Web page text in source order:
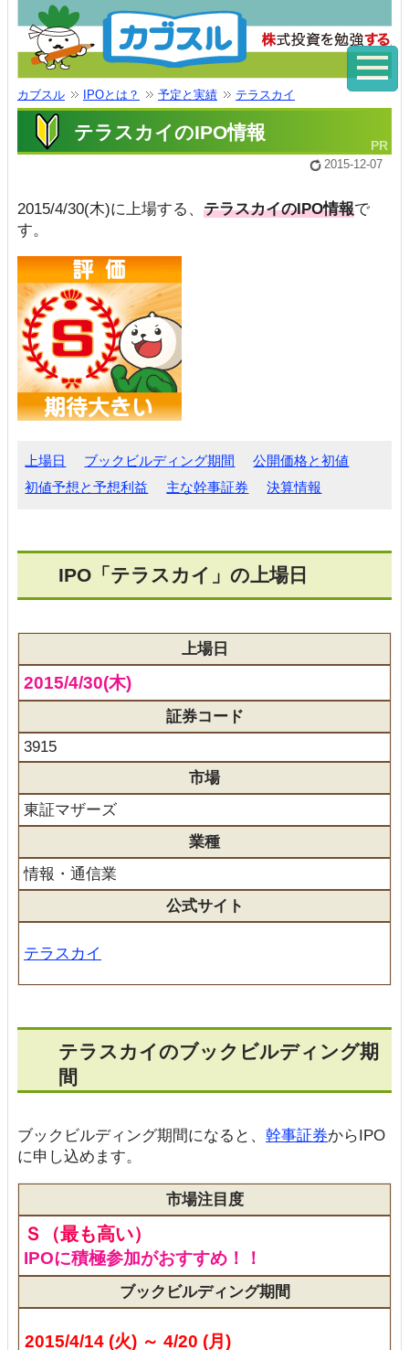
カブスル IPOとは？ 予定と実績 テラスカイ
テラスカイのIPO情報
2015-12-07
2015/4/30(木)に上場する、 テラスカイのIPO情報で
す。
上場日 ブックビルディング期間
公開価格と初値
初値予想と予想利益
主な幹事証券 決算情報
IPO「テラスカイ」の上場日
上場日
2015/4/30(木)
証券コード
3915
市場
東証マザーズ
業種
情報・通信業
公式サイト
テラスカイ
テラスカイのブックビルディング期
間
ブックビルディング期間になると、 幹事証券からIPO
に申し込めます。
市場注目度
Ｓ（最も高い）
IPOに積極参加がおすすめ！！
ブックビルディング期間
2015/4/14 (火) ～ 4/20 (月)